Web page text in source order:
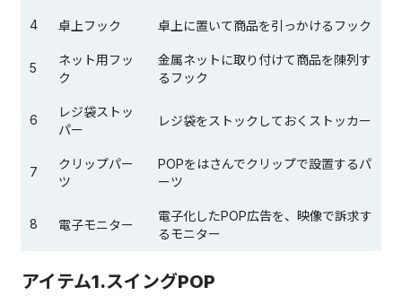
4 卓上フック 卓上に置いて商品を引っかけるフック
5
ネット用フッ
ク
金属ネットに取り付けて商品を陳列す
るフック
6
レジ袋ストッ
パー
レジ袋をストックしておくストッカー
7
クリップパー
ツ
POPをはさんでクリップで設置するパ
ーツ
8 電子モニター
電子化したPOP広告を、映像で訴求す
るモニター
アイテム1.スイングPOP